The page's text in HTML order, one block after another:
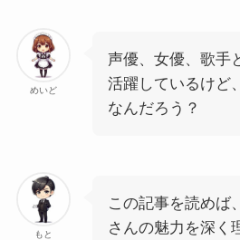
めいど
声優、女優、歌手
活躍しているけど
なんだろう？
もと
この記事を読めば
さんの魅力を深く